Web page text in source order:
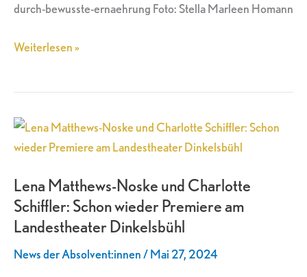
durch-bewusste-ernaehrung Foto: Stella Marleen Homann
Weiterlesen »
Lena Matthews-Noske und Charlotte
Schiffler: Schon wieder Premiere am
Landestheater Dinkelsbühl
News der Absolvent:innen/Mai 27, 2024
Lena
Matthews-
und
Charlotte
Schiffler: